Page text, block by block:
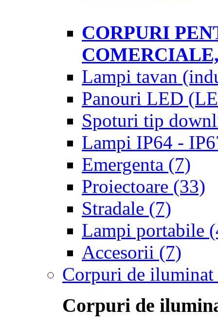
CORPURI
Lampi tavan
Panouri LED
Spoturi tip
Lampi IP64 -
Emergenta (7)
Proiectoare (33)
Stradale (7)
Lampi portabile
Accesorii (7)
Corpuri de iluminat
Corpuri de